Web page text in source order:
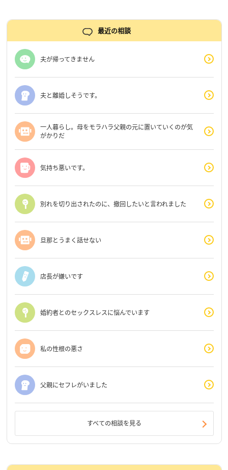
最近の相談
夫が帰ってきません
夫と離婚しそうです。
一人暮らし。母をモラハラ父親の元に置いていくのが気
がかりだ
気持ち悪いです。
別れを切り出されたのに、撤回したいと言われました
旦那とうまく話せない
店長が嫌いです
婚約者とのセックスレスに悩んでいます
私の性根の悪さ
父親にセフレがいました
すべての相談を見る